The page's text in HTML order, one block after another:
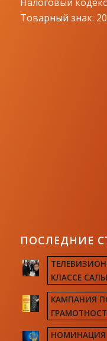
Товарный знак:
ПОСЛЕДНИЕ
КЛАССЕ
КАМПАНИЯ
НОМИНАЦИЯ